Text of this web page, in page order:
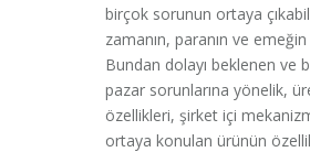
birçok sorunun ortaya
zamanın, paranın ve emeğin
Bundan dolayı beklenen ve
pazar sorunlarına yönelik,
özellikleri, şirket içi
ortaya konulan ürünün